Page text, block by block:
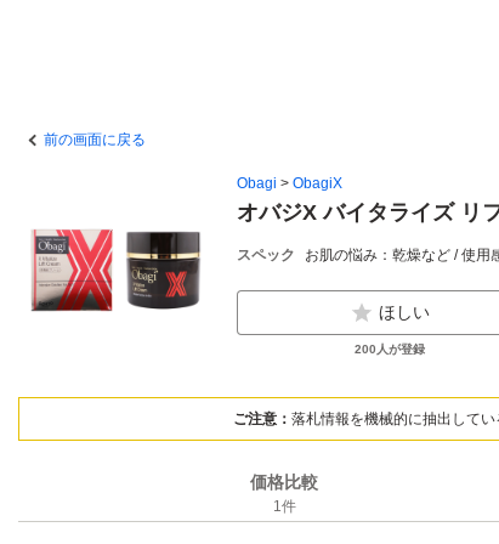
前の画面に戻る
Obagi > ObagiX
オバジX バイタライズ リ
スペック お肌の悩み：乾燥など / 使用
ほしい
200 人が登録
ご注意： 落札情報を機械的に抽出して
価格比較
1 件